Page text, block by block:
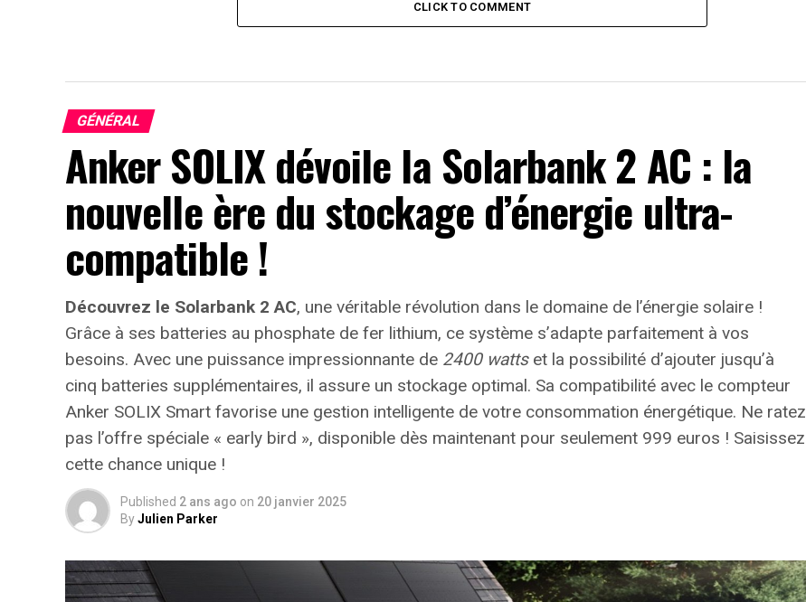
CLICK TO COMMENT
GÉNÉRAL
Anker SOLIX dévoile la Solarbank 2 AC : la
nouvelle ère du stockage d’énergie ultra-
compatible !
Découvrez le Solarbank 2 AC, une véritable révolution dans le domaine de l’énergie solaire !
Grâce à ses batteries au phosphate de fer lithium, ce système s’adapte parfaitement à vos
besoins. Avec une puissance impressionnante de 2400 wattset la possibilité d’ajouter jusqu’à
cinq batteries supplémentaires, il assure un stockage optimal. Sa compatibilité avec le compteur
Anker SOLIX Smart favorise une gestion intelligente de votre consommation énergétique. Ne ratez
pas l’offre spéciale « early bird », disponible dès maintenant pour seulement 999 euros ! Saisissez
cette chance unique !
Published 2 ans ago on 20 janvier 2025
ByJulien Parker